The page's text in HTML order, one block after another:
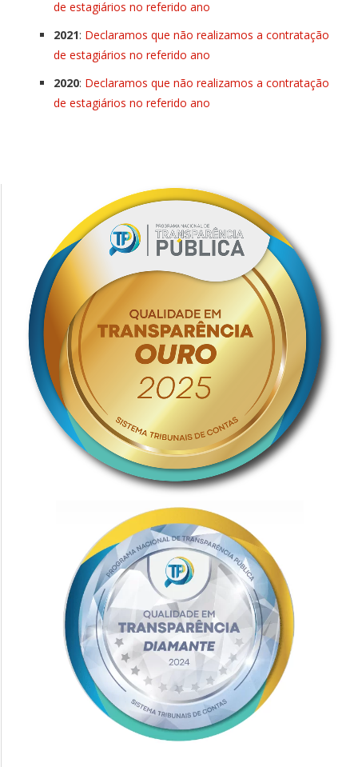
de estagiários no referido ano
2021: Declaramos que não realizamos a contratação
de estagiários no referido ano
2020: Declaramos que não realizamos a contratação
de estagiários no referido ano